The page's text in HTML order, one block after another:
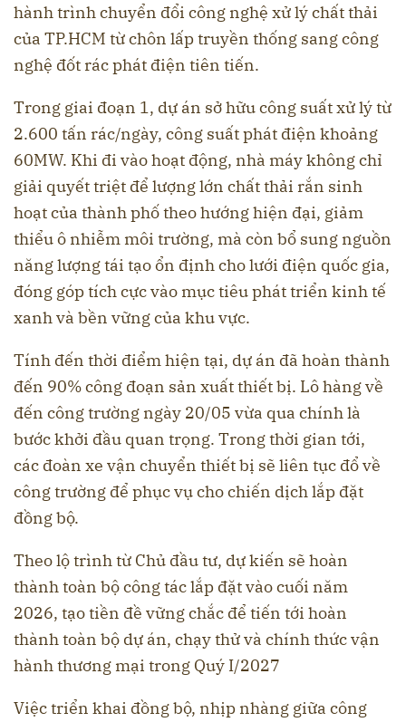
hành trình chuyển đổi công nghệ xử lý chất thải
của TP.HCM từ chôn lấp truyền thống sang công
nghệ đốt rác phát điện tiên tiến.
Trong giai đoạn 1, dự án sở hữu công suất xử lý từ
2.600 tấn rác/ngày, công suất phát điện khoảng
60MW. Khi đi vào hoạt động, nhà máy không chỉ
giải quyết triệt để lượng lớn chất thải rắn sinh
hoạt của thành phố theo hướng hiện đại, giảm
thiểu ô nhiễm môi trường, mà còn bổ sung nguồn
năng lượng tái tạo ổn định cho lưới điện quốc gia,
đóng góp tích cực vào mục tiêu phát triển kinh tế
xanh và bền vững của khu vực.
Tính đến thời điểm hiện tại, dự án đã hoàn thành
đến 90% công đoạn sản xuất thiết bị. Lô hàng về
đến công trường ngày 20/05 vừa qua chính là
bước khởi đầu quan trọng. Trong thời gian tới,
các đoàn xe vận chuyển thiết bị sẽ liên tục đổ về
công trường để phục vụ cho chiến dịch lắp đặt
đồng bộ.
Theo lộ trình từ Chủ đầu tư, dự kiến sẽ hoàn
thành toàn bộ công tác lắp đặt vào cuối năm
2026, tạo tiền đề vững chắc để tiến tới hoàn
thành toàn bộ dự án, chạy thử và chính thức vận
hành thương mại trong Quý I/2027
Việc triển khai đồng bộ, nhịp nhàng giữa công